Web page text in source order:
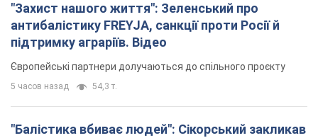
"Захист нашого життя": Зеленський про
антибалістику FREYJA, санкції проти Росії й
підтримку аграріїв. Відео
Європейські партнери долучаються до спільного проєкту
5 часов назад 54,3 т.
"Балістика вбиває людей": Сікорський закликав